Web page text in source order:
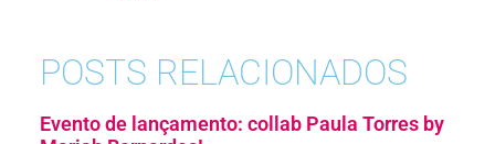
POSTS RELACIONADOS
Evento de lançamento: collab Paula Torres by